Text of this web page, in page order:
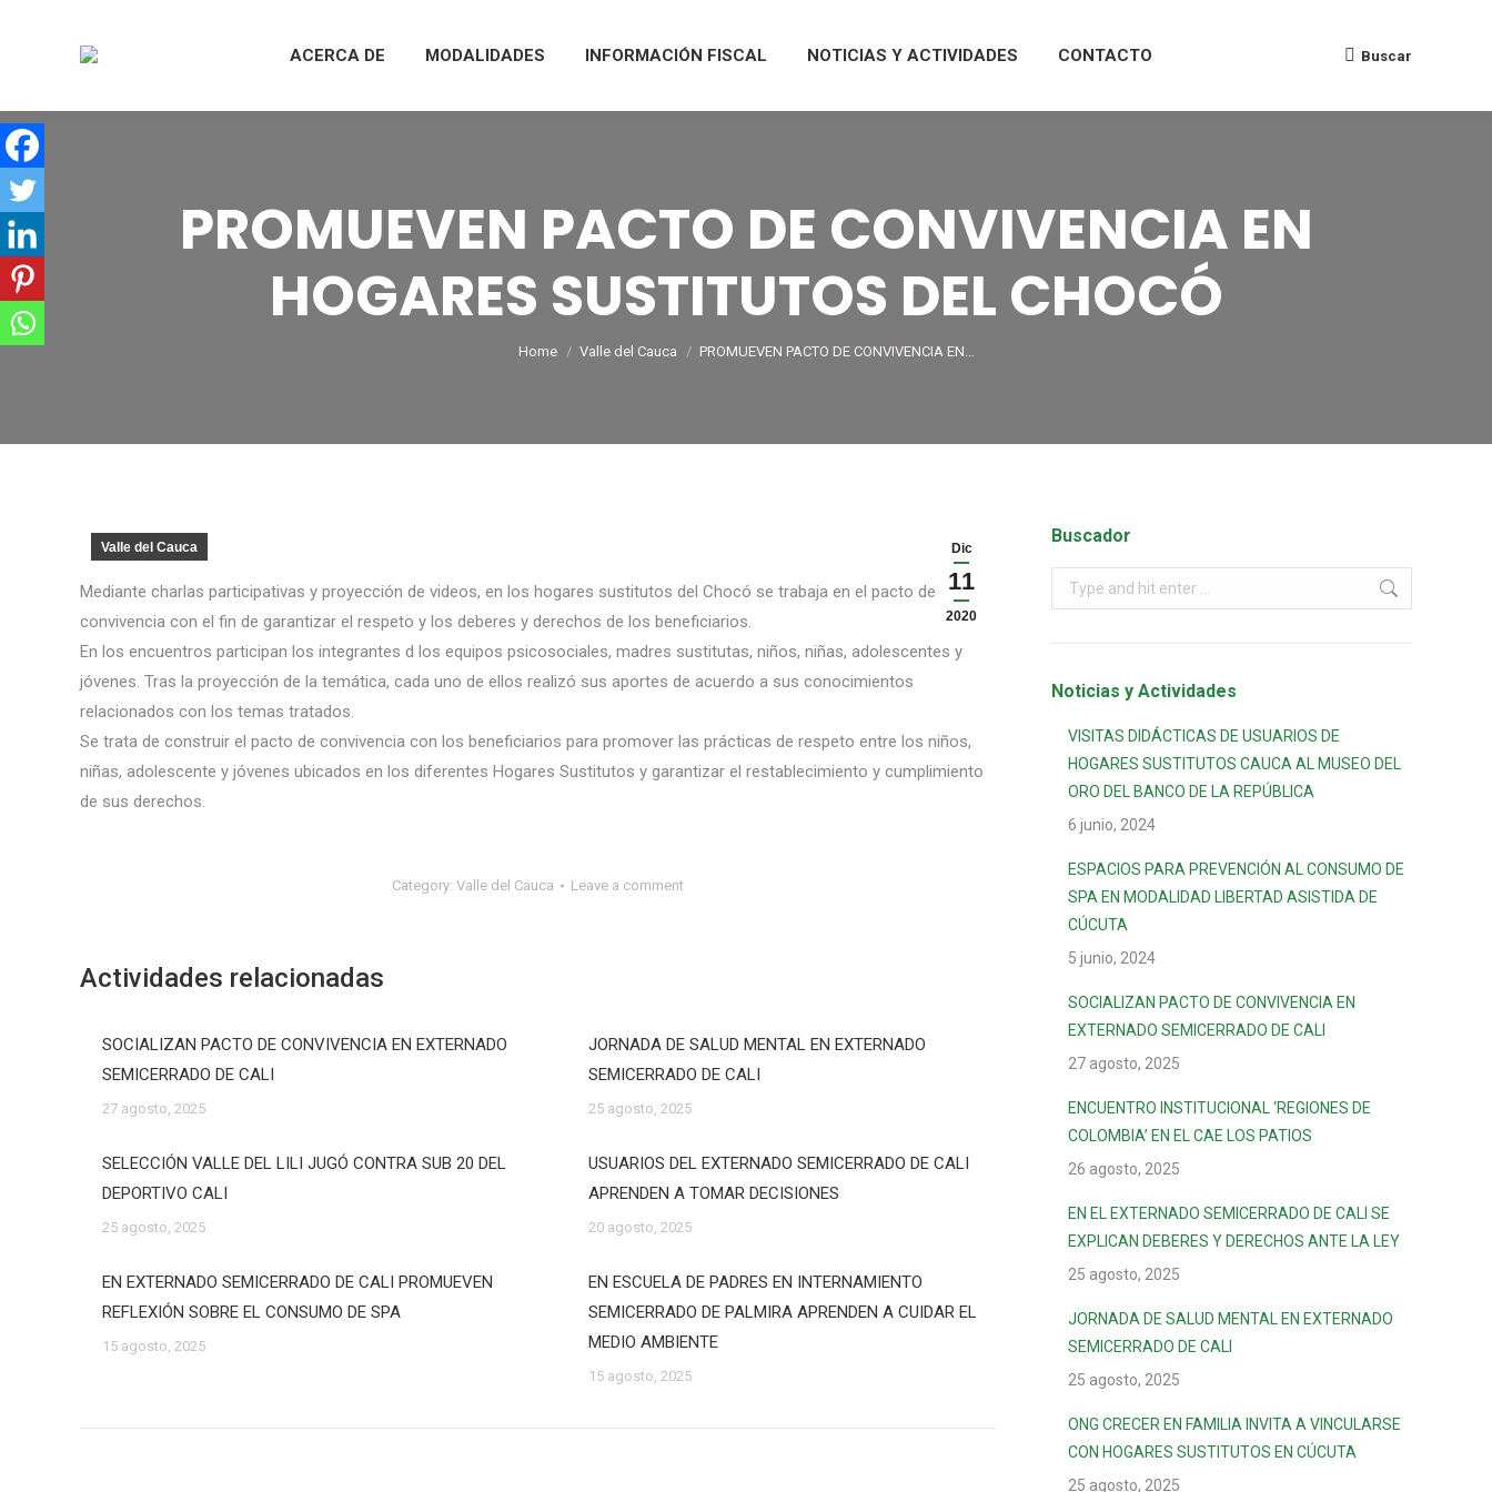
ACERCA DE MODALIDADES INFORMACIÓN FISCAL NOTICIAS Y ACTIVIDADES CONTACTO Buscar
PROMUEVEN PACTO DE CONVIVENCIA EN
HOGARES SUSTITUTOS DEL CHOCÓ
You are here:
Home Valle del Cauca PROMUEVEN PACTO DE CONVIVENCIA EN…
Dic
11
2020
Valle del Cauca
Mediante charlas participativas y proyección de videos, en los hogares sustitutos del Chocó se trabaja en el pacto de
convivencia con el fin de garantizar el respeto y los deberes y derechos de los beneficiarios.
En los encuentros participan los integrantes d los equipos psicosociales, madres sustitutas, niños, niñas, adolescentes y
jóvenes. Tras la proyección de la temática, cada uno de ellos realizó sus aportes de acuerdo a sus conocimientos
relacionados con los temas tratados.
Se trata de construir el pacto de convivencia con los beneficiarios para promover las prácticas de respeto entre los niños,
niñas, adolescente y jóvenes ubicados en los diferentes Hogares Sustitutos y garantizar el restablecimiento y cumplimiento
de sus derechos.
Category: Valle del Cauca Leave a comment
Actividades relacionadas
SOCIALIZAN PACTO DE CONVIVENCIA EN EXTERNADO
SEMICERRADO DE CALI
27 agosto, 2025
JORNADA DE SALUD MENTAL EN EXTERNADO
SEMICERRADO DE CALI
25 agosto, 2025
SELECCIÓN VALLE DEL LILI JUGÓ CONTRA SUB 20 DEL
DEPORTIVO CALI
25 agosto, 2025
USUARIOS DEL EXTERNADO SEMICERRADO DE CALI
APRENDEN A TOMAR DECISIONES
20 agosto, 2025
EN EXTERNADO SEMICERRADO DE CALI PROMUEVEN
REFLEXIÓN SOBRE EL CONSUMO DE SPA
15 agosto, 2025
EN ESCUELA DE PADRES EN INTERNAMIENTO
SEMICERRADO DE PALMIRA APRENDEN A CUIDAR EL
MEDIO AMBIENTE
15 agosto, 2025
Buscador
Noticias y Actividades
VISITAS DIDÁCTICAS DE USUARIOS DE
HOGARES SUSTITUTOS CAUCA AL MUSEO DEL
ORO DEL BANCO DE LA REPÚBLICA
6 junio, 2024
ESPACIOS PARA PREVENCIÓN AL CONSUMO DE
SPA EN MODALIDAD LIBERTAD ASISTIDA DE
CÚCUTA
5 junio, 2024
SOCIALIZAN PACTO DE CONVIVENCIA EN
EXTERNADO SEMICERRADO DE CALI
27 agosto, 2025
ENCUENTRO INSTITUCIONAL ‘REGIONES DE
COLOMBIA’ EN EL CAE LOS PATIOS
26 agosto, 2025
EN EL EXTERNADO SEMICERRADO DE CALI SE
EXPLICAN DEBERES Y DERECHOS ANTE LA LEY
25 agosto, 2025
JORNADA DE SALUD MENTAL EN EXTERNADO
SEMICERRADO DE CALI
25 agosto, 2025
ONG CRECER EN FAMILIA INVITA A VINCULARSE
CON HOGARES SUSTITUTOS EN CÚCUTA
25 agosto, 2025